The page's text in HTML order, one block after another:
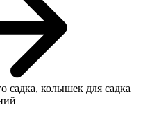
садка, колышек для садка